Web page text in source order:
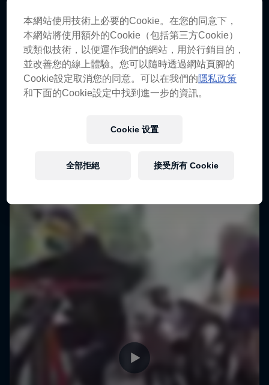
本網站使用技術上必要的Cookie。在您的同意下，
本網站將使用額外的Cookie（包括第三方Cookie）
或類似技術，以便運作我們的網站，用於行銷目的，
並改善您的線上體驗。您可以隨時透過網站頁腳的
Cookie設定取消您的同意。可以在我們的隱私政策
和下面的Cookie設定中找到進一步的資訊。
Cookie 设置
全部拒絕 接受所有 Cookie